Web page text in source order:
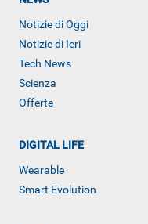
Notizie di Oggi
Notizie di Ieri
Tech News
Scienza
Offerte
DIGITAL LIFE
Wearable
Smart Evolution